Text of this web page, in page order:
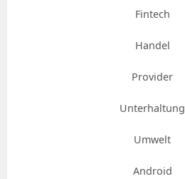
Fintech
Handel
Provider
Unterhaltung
Umwelt
Android